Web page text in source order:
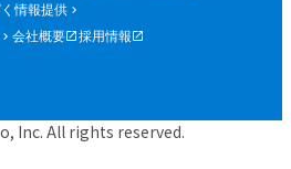
情報提供
会社概要 採用情報
Inc. All rights reserved.